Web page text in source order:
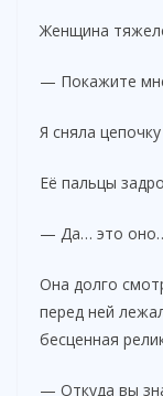
Женщина
— Покажите
Я сняла
Её пальцы
— Да… это
Она долго
перед ней
бесценная
— Откуда вы